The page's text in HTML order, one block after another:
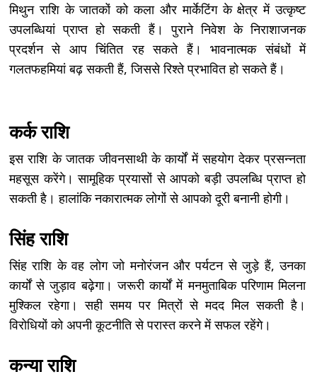
मिथुन राशि के जातकों को कला और मार्केटिंग के क्षेत्र में उत्कृष्ट
उपलब्धियां प्राप्त हो सकती हैं। पुराने निवेश के निराशाजनक
प्रदर्शन से आप चिंतित रह सकते हैं। भावनात्मक संबंधों में
गलतफहमियां बढ़ सकती हैं, जिससे रिश्ते प्रभावित हो सकते हैं।
कर्क राशि
इस राशि के जातक जीवनसाथी के कार्यों में सहयोग देकर प्रसन्नता
महसूस करेंगे। सामूहिक प्रयासों से आपको बड़ी उपलब्धि प्राप्त हो
सकती है। हालांकि नकारात्मक लोगों से आपको दूरी बनानी होगी।
सिंह राशि
सिंह राशि के वह लोग जो मनोरंजन और पर्यटन से जुड़े हैं, उनका
कार्यों से जुड़ाव बढ़ेगा। जरूरी कार्यों में मनमुताबिक परिणाम मिलना
मुश्किल रहेगा। सही समय पर मित्रों से मदद मिल सकती है।
विरोधियों को अपनी कूटनीति से परास्त करने में सफल रहेंगे।
कन्या राशि